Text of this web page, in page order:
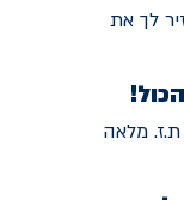
לך את
מלאה